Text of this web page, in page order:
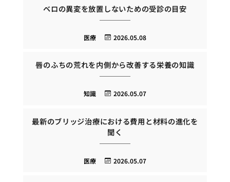
ベロの異変を放置しないための受診の目安
2026.05.08
医療
唇のふちの荒れを内側から改善する栄養の知識
2026.05.07
知識
最新のブリッジ治療における費用と材料の進化を
聞く
2026.05.07
医療